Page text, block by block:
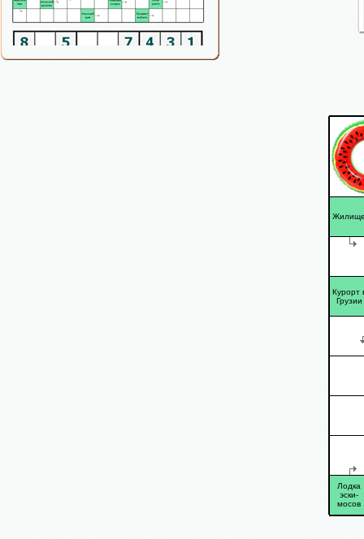
Курорт
Грузии
Лодка
эски-
мосов